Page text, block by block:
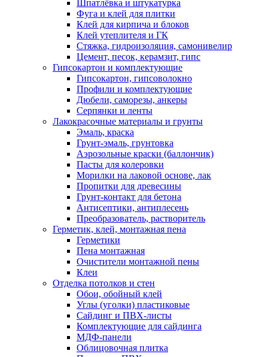
Шпатлёвка и штукатурка
Фуга и клей для плитки
Клей для кирпича и блоков
Клей утеплителя и ГК
Стяжка, гидроизоляция, самонивелир
Цемент, песок, керамзит, гипс
Гипсокартон и комплектующие
Гипсокартон, гипсоволокно
Профили и комплектующие
Дюбели, саморезы, анкеры
Серпянки и ленты
Лакокрасочные материалы и грунты
Эмаль, краска
Грунт-эмаль, грунтовка
Аэрозольные краски (баллончик)
Пасты для колеровки
Морилки на лаковой основе, лак
Пропитки для древесины
Грунт-контакт для бетона
Антисептики, антиплесень
Преобразователь, растворитель
Герметик, клей, монтажная пена
Герметики
Пена монтажная
Очистители монтажной пены
Клеи
Отделка потолков и стен
Обои, обойный клей
Углы (уголки) пластиковые
Сайдинг и ПВХ-листы
Комплектующие для сайдинга
МДФ-панели
Облицовочная плитка